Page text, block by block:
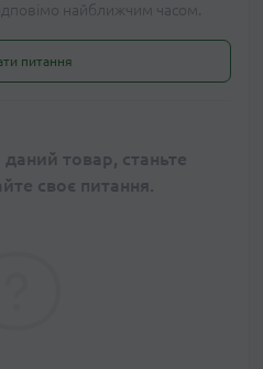
найближчим часом.
питання
товар, станьте
своє питання.